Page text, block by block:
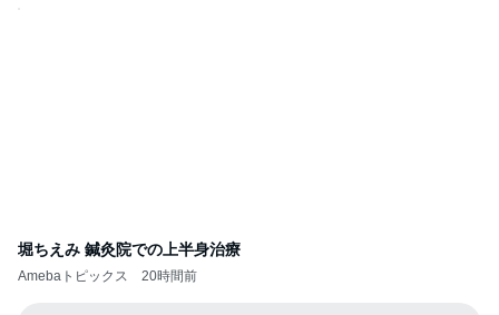
堀ちえみ 鍼灸院での上半身治療
Amebaトピックス 20時間前